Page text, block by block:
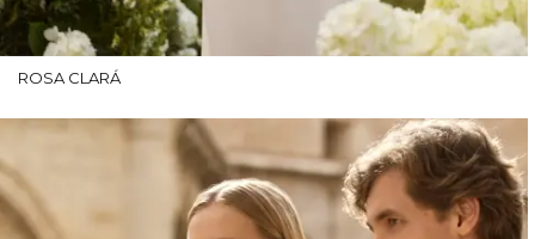
ROSA CLARÁ